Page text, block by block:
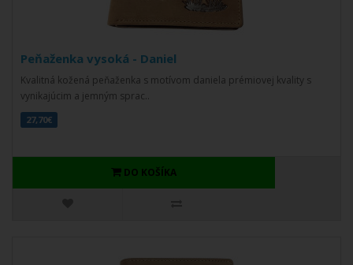
Peňaženka vysoká - Daniel
Kvalitná kožená peňaženka s motívom daniela prémiovej kvality s
vynikajúcim a jemným sprac..
27,70€
DO KOŠÍKA